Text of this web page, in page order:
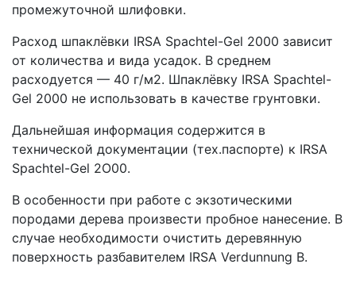
промежуточной шлифовки.
Расход шпаклёвки IRSA Spachtel-Gel 2000 зависит
от количества и вида усадок. В среднем
расходуется — 40 г/м2. Шпаклёвку IRSA Spachtel-
Gel 2000 не использовать в качестве грунтовки.
Дальнейшая информация содержится в
технической документации (тех.паспорте) к IRSA
Spachtel-Gel 2O00.
В особенности при работе с экзотическими
породами дерева произвести пробное нанесение. В
случае необходимости очистить деревянную
поверхность разбавителем IRSA Verdunnung В.